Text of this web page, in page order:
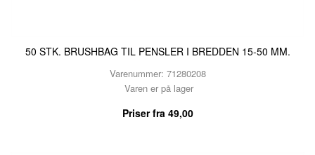
KØB HER
50 STK. BRUSHBAG TIL PENSLER I BREDDEN 15-50 MM.
Varenummer: 71280208
Varen er på lager
Priser fra 49,00